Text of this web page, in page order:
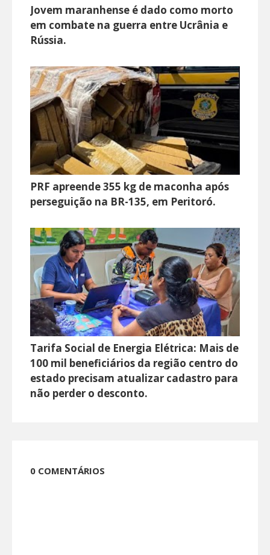
Jovem maranhense é dado como morto
em combate na guerra entre Ucrânia e
Rússia.
PRF apreende 355 kg de maconha após
perseguição na BR-135, em Peritoró.
Tarifa Social de Energia Elétrica: Mais de
100 mil beneficiários da região centro do
estado precisam atualizar cadastro para
não perder o desconto.
0 COMENTÁRIOS